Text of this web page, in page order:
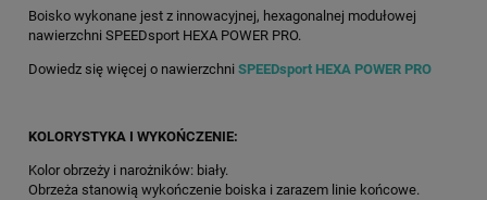
Boisko wykonane jest z innowacyjnej, hexagonalnej modułowej
nawierzchni SPEEDsport HEXA POWER PRO.
Dowiedz się więcej o nawierzchni SPEEDsport HEXA POWER PRO
KOLORYSTYKA I WYKOŃCZENIE:
Kolor obrzeży i narożników: biały.
Obrzeża stanowią wykończenie boiska i zarazem linie końcowe.